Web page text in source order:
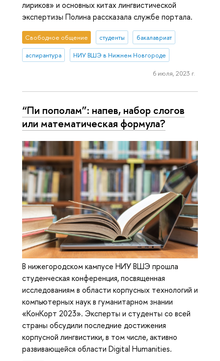
лириков» и основных китах лингвистической
экспертизы Полина рассказала службе портала.
Свободное общение студенты бакалавриат
аспирантура НИУ ВШЭ в Нижнем Новгороде
6 июля, 2023 г.
“Пи пополам”: напев, набор слогов
или математическая формула?
В нижегородском кампусе НИУ ВШЭ прошла
студенческая конференция, посвященная
исследованиям в области корпусных технологий и
компьютерных наук в гуманитарном знании
«КонКорт 2023». Эксперты и студенты со всей
страны обсудили последние достижения
корпусной лингвистики, в том числе, активно
развивающейся области Digital Humanities.